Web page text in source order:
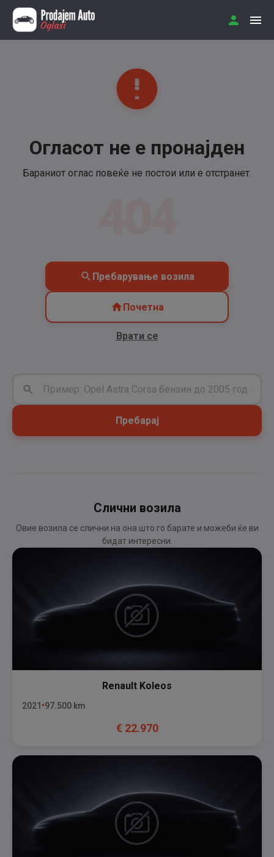
Огласот не е пронајден
Бараниот оглас повеќе не постои или е отстранет.
Пребарување возила
Почетна
Врати се
Пребарај
Слични возила
Овие возила се слични на она што го барате и можеби ќе ви
бидат интересни.
Renault Koleos
2021 97.500 km
€ 22.970